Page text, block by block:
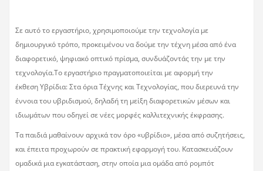
Σε αυτό το εργαστήριο, χρησιμοποιούμε την τεχνολογία με
δημιουργικό τρόπο, προκειμένου να δούμε την τέχνη μέσα από ένα
διαφορετικό, ψηφιακό οπτικό πρίσμα, συνδυάζοντάς την με την
τεχνολογία.Το εργαστήριο πραγματοποιείται με αφορμή την
έκθεση Υβρίδια: Στα όρια Τέχνης και Τεχνολογίας, που διερευνά την
έννοια του υβριδισμού, δηλαδή τη μείξη διαφορετικών μέσων και
ιδιωμάτων που οδηγεί σε νέες μορφές καλλιτεχνικής έκφρασης.
Τα παιδιά μαθαίνουν αρχικά τον όρο «υβρίδιο», μέσα από συζητήσεις,
και έπειτα προχωρούν σε πρακτική εφαρμογή του. Κατασκευάζουν
ομαδικά μια εγκατάσταση, στην οποία μια ομάδα από ρομπότ